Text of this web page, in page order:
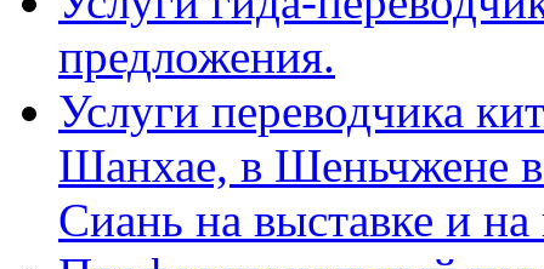
предложения.
Услуги переводчика
Шанхае, в Шеньчжене
Сиань на выставке и